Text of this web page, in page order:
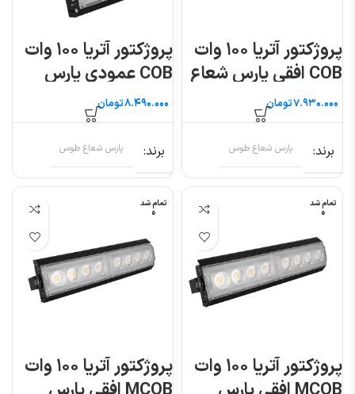
پروژکتور آتریا ۱۰۰ وات
COB افقی پارس شعاع
توس
تومان
برند پارس شعاع طوس
پروژکتور آتریا ۱۰۰ وات
COB عمودی پارس
شعاع توس
تومان
برند پارس شعاع طوس
تمام شد
ه
پروژکتور آتریا ۱۰۰ وات
تمام شد
ه
پروژکتور آتریا ۱۰۰ وات